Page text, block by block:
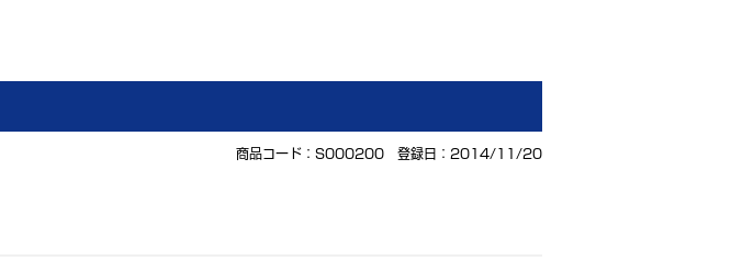
商品コード：S000200 登録日：2014/11/20